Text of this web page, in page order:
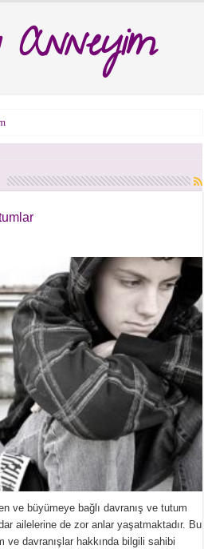
Anneyim
ve büyümeye bağlı davranış ve tutum
ailelerine de zor anlar yaşatmaktadır. Bu
ve davranışlar hakkında bilgili sahibi